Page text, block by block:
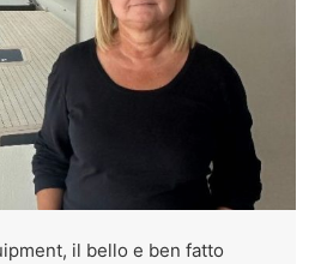
il bello e ben fatto